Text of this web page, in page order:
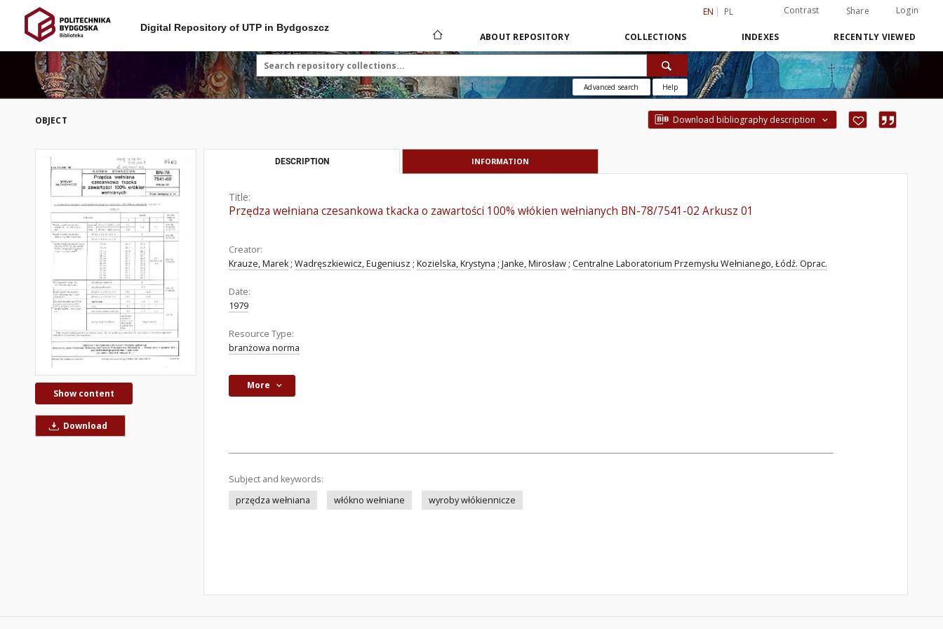
EN PL Contrast Share Login
Digital Repository of UTP in Bydgoszcz
ABOUT REPOSITORY COLLECTIONS INDEXES RECENTLY VIEWED
Advanced search Help
OBJECT Download bibliography description
Show content
Download
DESCRIPTION INFORMATION
Title:
Przędza wełniana czesankowa tkacka o zawartości 100% włókien wełnianych BN-78/7541-02 Arkusz 01
Creator:
Krauze, Marek ; Wadręszkiewicz, Eugeniusz ; Kozielska, Krystyna ; Janke, Mirosław ; Centralne Laboratorium Przemysłu Wełnianego, Łódź. Oprac.
Date:
1979
Resource Type:
branżowa norma
More
Subject and keywords:
przędza wełniana
włókno wełniane wyroby włókiennicze